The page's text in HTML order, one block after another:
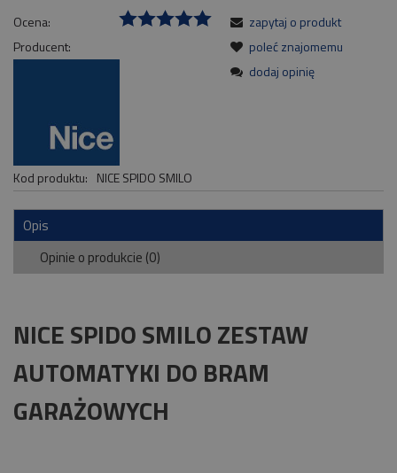
Ocena:
Producent:
Kod produktu: NICE SPIDO SMILO
zapytaj o produkt
poleć znajomemu
dodaj opinię
Opis
Opinie o produkcie (0)
NICE SPIDO SMILO ZESTAW
AUTOMATYKI DO BRAM
GARAŻOWYCH